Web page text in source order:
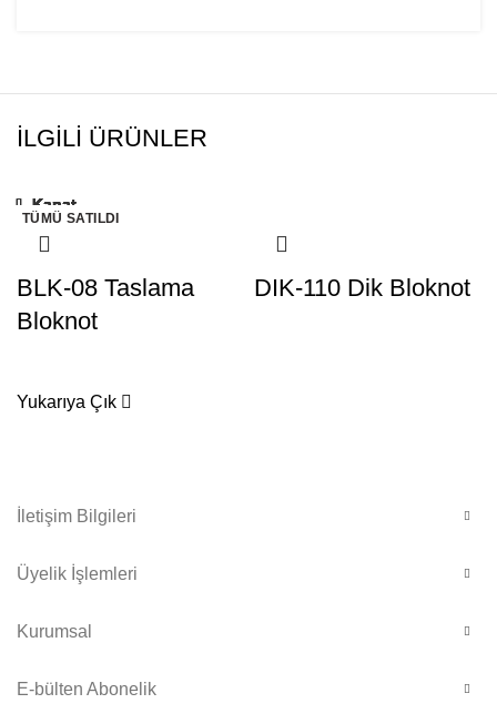
İLGILI ÜRÜNLER
TÜMÜ SATILDI
Kapat
BLK-08 Taslama
Bloknot
TÜMÜ SATILDI
Kapat
DIK-110 Dik Bloknot
TÜMÜ SATILDI
Kapat
TÜMÜ SATILDI
Kapat
TÜMÜ SATILDI
Kapat
TÜMÜ SATILDI
Kapat
TÜMÜ SATILDI
Kapat
TÜMÜ SATILDI
Kapat
TÜMÜ SATILDI
Kapat
TÜMÜ SATILDI
Kapat
Yukarıya Çık
İletişim Bilgileri
Üyelik İşlemleri
Kurumsal
E-bülten Abonelik